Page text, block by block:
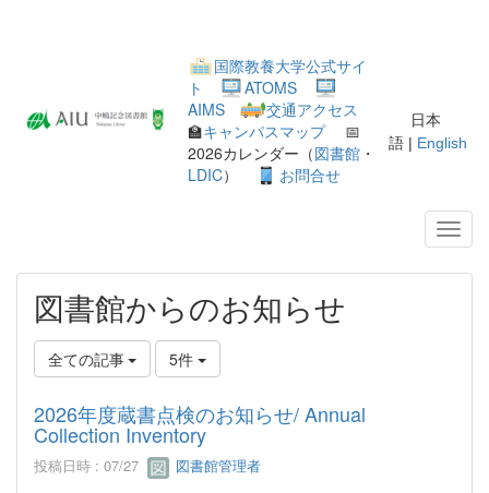
国際教養大学公式サイ
ト
ATOMS
AIMS
交通アクセス
🏫キャンパスマップ📅
2026カレンダー（図書館 ・
LDIC） お問合せ
日本
語 | English
図書館からのお知らせ
全ての記事 5件
2026年度蔵書点検のお知らせ/ Annual
Collection Inventory
投稿日時 : 07/27 図書館管理者